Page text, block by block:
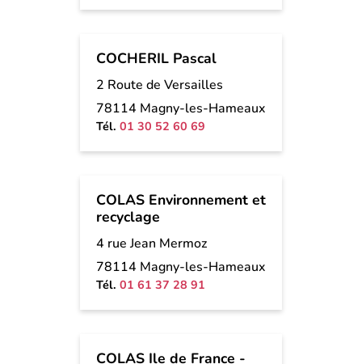
COCHERIL Pascal
2 Route de Versailles
78114 Magny-les-Hameaux
Tél. 01 30 52 60 69
COLAS Environnement et
recyclage
4 rue Jean Mermoz
78114 Magny-les-Hameaux
Tél. 01 61 37 28 91
COLAS Ile de France -